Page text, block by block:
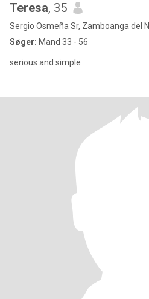
Teresa, 35
Sergio Osmeña Sr, Zamboanga del
Søger: Mand 33 - 56
serious and simple